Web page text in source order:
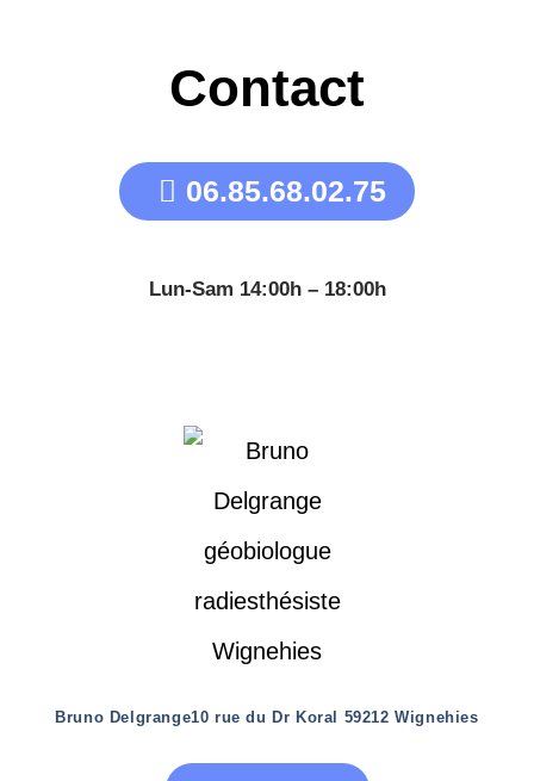
Contact
06.85.68.02.75
Lun-Sam 14:00h – 18:00h
Bruno Delgrange10 rue du Dr Koral 59212 Wignehies